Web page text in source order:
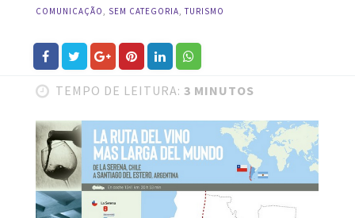
COMUNICAÇÃO
SEM CATEGORIA ,TURISMO
TEMPO DE LEITURA: 3 MINUTOS